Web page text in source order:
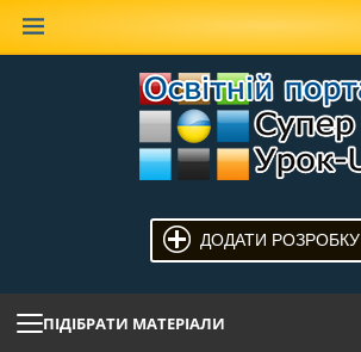
ДОДАТИ РОЗРОБКУ
ПІДІБРАТИ МАТЕРІАЛИ